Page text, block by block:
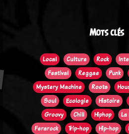
Mots clés
Local Culture Rock
Festival
Reggae Punk
Mystery Machine
Roots
Soul
Ecologie Histoire
Groovy
Chill Hiphop La
Ferarock
Trip-hop Hip-hop